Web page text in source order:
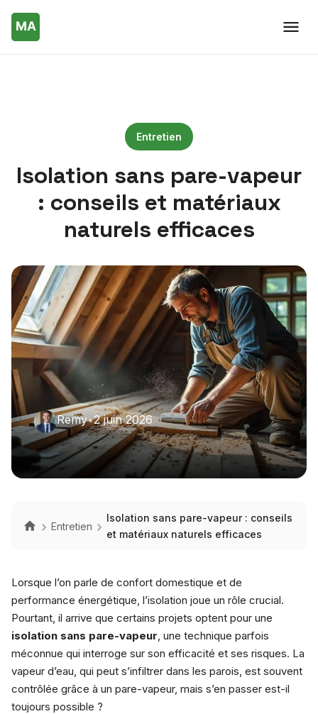
Entretien
Isolation sans pare-vapeur
: conseils et matériaux
naturels efficaces
Remy•2 juin 2026
Entretien
Isolation sans pare-vapeur : conseils
et matériaux naturels efficaces
Lorsque l’on parle de confort domestique et de
performance énergétique, l’isolation joue un rôle crucial.
Pourtant, il arrive que certains projets optent pour une
isolation sans pare-vapeur, une technique parfois
méconnue qui interroge sur son efficacité et ses risques. La
vapeur d’eau, qui peut s’infiltrer dans les parois, est souvent
contrôlée grâce à un pare-vapeur, mais s’en passer est-il
toujours possible ?